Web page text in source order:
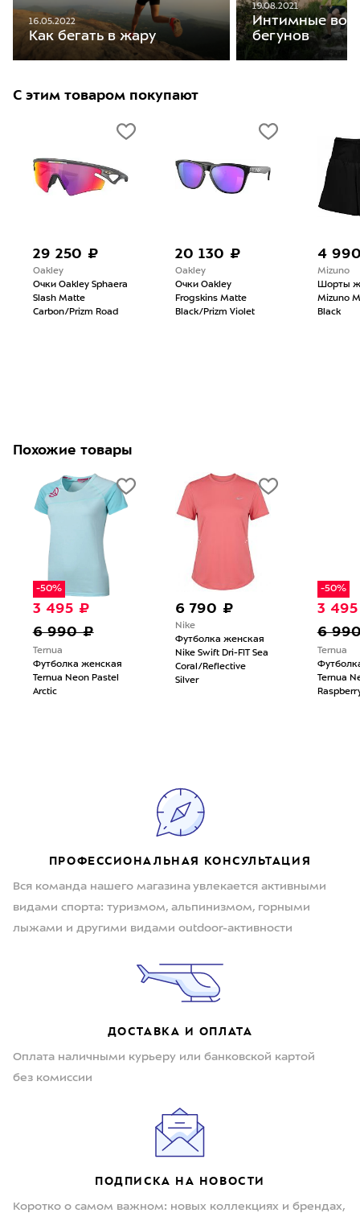
16.05.2022
Как бегать в жару
19.08.2021
Интимные
бегунов
С этим товаром покупают
29 250 ₽
Oakley
Очки Oakley Sphaera
Slash Matte
Carbon/Prizm Road
20 130 ₽
Oakley
Очки Oakley
Frogskins Matte
Black/Prizm Violet
4
Mizuno
Шорты
Mizuno
Black
Похожие товары
-50%
3 495 ₽
6 990 ₽
Ternua
Футболка женская
Ternua Neon Pastel
Arctic
6 790 ₽
Nike
Футболка женская
Nike Swift Dri-FIT Sea
Coral/Reflective
Silver
-50%
3
6
Ternua
Ternua
ПРОФЕССИОНАЛЬНАЯ КОНСУЛЬТАЦИЯ
Вся команда нашего магазина увлекается активными
видами спорта: туризмом, альпинизмом, горными
лыжами и другими видами outdoor-активности
ДОСТАВКА И ОПЛАТА
Оплата наличными курьеру или банковской картой
без комиссии
ПОДПИСКА НА НОВОСТИ
Коротко о самом важном: новых коллекциях и брендах,